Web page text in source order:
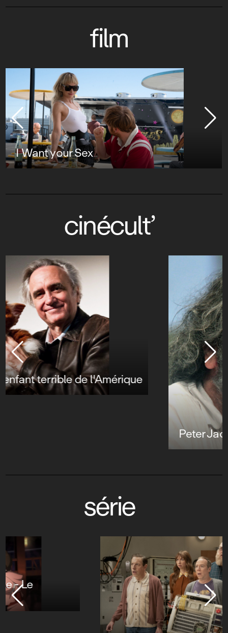
film
I Want your Sex
cinécult’
série